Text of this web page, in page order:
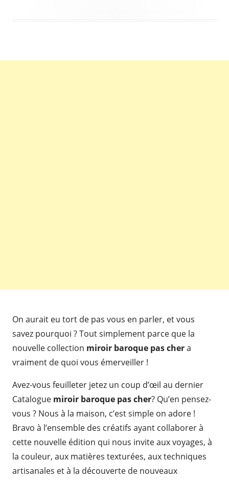
On aurait eu tort de pas vous en parler, et vous
savez pourquoi ? Tout simplement parce que la
nouvelle collection miroir baroque pas chera
vraiment de quoi vous émerveiller !
Avez-vous feuilleter jetez un coup d’œil au dernier
Catalogue miroir baroque pas cher? Qu’en pensez-
vous ? Nous à la maison, c’est simple on adore !
Bravo à l’ensemble des créatifs ayant collaborer à
cette nouvelle édition qui nous invite aux voyages, à
la couleur, aux matières texturées, aux techniques
artisanales et à la découverte de nouveaux